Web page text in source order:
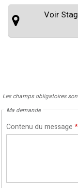
Voir
Les champs obligatoires
Ma demande
Contenu du message *